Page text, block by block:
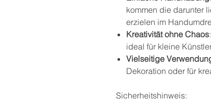
kommen die darunter
erzielen im
Kreativität ohne Chaos
ideal für kleine
Vielseitige
Dekoration oder für
Sicherheitshinweis: